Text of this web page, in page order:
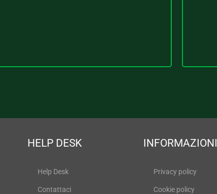
HELP DESK
Help Desk
Contattaci
INFORMAZIONI
Privacy policy
Cookie policy